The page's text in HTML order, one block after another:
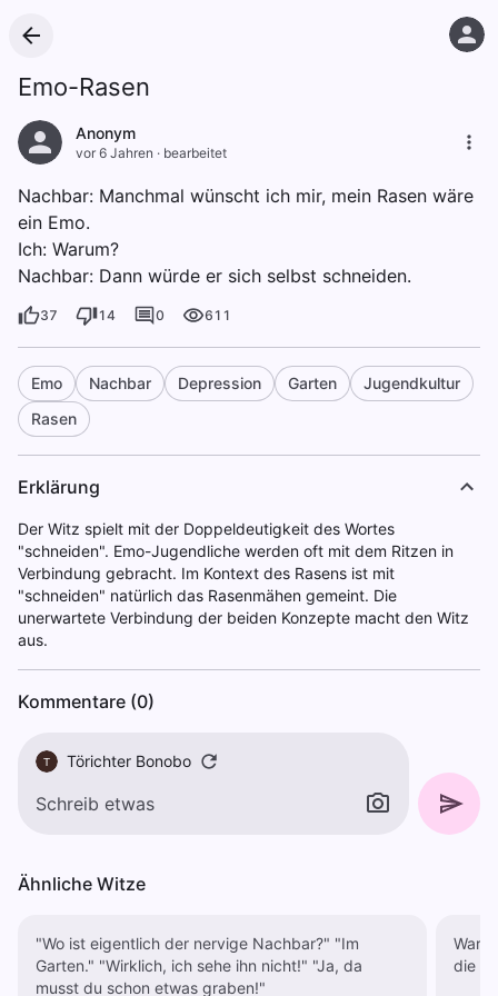
Emo-Rasen
Anonym
vor 6 Jahren · bearbeitet
Nachbar: Manchmal wünscht ich mir, mein Rasen wäre
ein Emo.
Ich: Warum?
Nachbar: Dann würde er sich selbst schneiden.
37 14 0 611
Emo Nachbar Depression Garten
Jugendkultur
Rasen
Erklärung
Der Witz spielt mit der Doppeldeutigkeit des Wortes
"schneiden". Emo-Jugendliche werden oft mit dem Ritzen in
Verbindung gebracht. Im Kontext des Rasens ist mit
"schneiden" natürlich das Rasenmähen gemeint. Die
unerwartete Verbindung der beiden Konzepte macht den Witz
aus.
Kommentare (0)
T Törichter Bonobo
Ähnliche Witze
"Wo ist eigentlich der nervige Nachbar?" "Im
Garten." "Wirklich, ich sehe ihn nicht!" "Ja, da
musst du schon etwas graben!"
die